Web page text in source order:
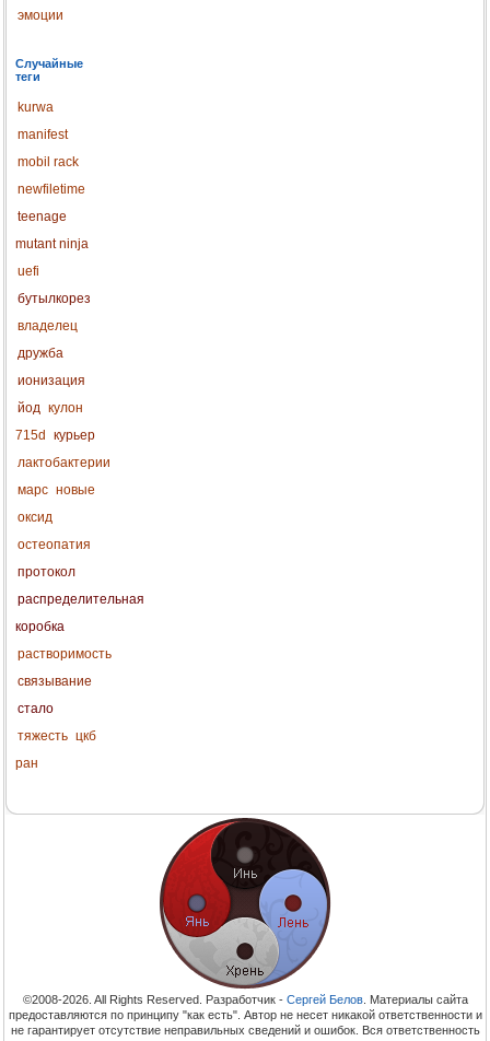
эмоции
Случайные
теги
kurwa
manifest
mobil rack
newfiletime
teenage
mutant ninja
uefi
бутылкорез
владелец
дружба
ионизация
йод кулон
715d
курьер
лактобактерии
марс новые
оксид
остеопатия
протокол
распределительная
коробка
растворимость
связывание
стало
тяжесть цкб
ран
©2008-2026. All Rights Reserved. Разработчик - Сергей Белов. Материалы сайта
предоставляются по принципу "как есть". Автор не несет никакой ответственности и
не гарантирует отсутствие неправильных сведений и ошибок. Вся ответственность